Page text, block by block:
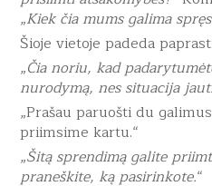
„Kiek čia mums galima
Šioje vietoje padeda
„Čia noriu, kad
nurodymą, nes situacija
„Prašau paruošti du
priimsime kartu.“
„Šitą sprendimą galite
praneškite, ką pasirinkote.“